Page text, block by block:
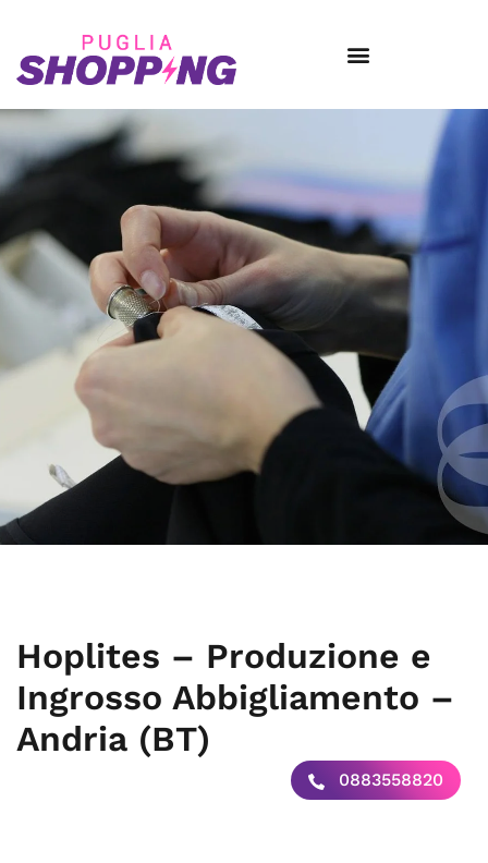
Hoplites – Produzione e
Ingrosso Abbigliamento –
Andria (BT)
0883558820